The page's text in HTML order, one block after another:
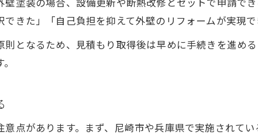
外壁塗装助成金の対象条件を詳しく解説
外壁塗装助成制度の最新受付状況を確認
口コミで分かる外壁塗装助成制度の実例
遮熱性や耐久性で選ぶ外壁塗装塗料の特徴
きた」「自己負担を抑えて外壁のリフォームが実現
となるため、見積もり取得後は早めに手続きを進め
点があります。まず、尼崎市や兵庫県で実施されて